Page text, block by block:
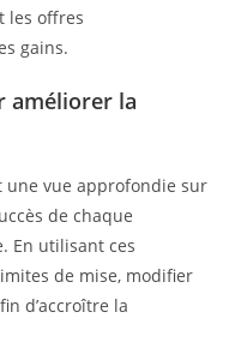
les offres
gains.
améliorer la
une vue approfondie sur
de chaque
En utilisant ces
de mise, modifier
d’accroître la